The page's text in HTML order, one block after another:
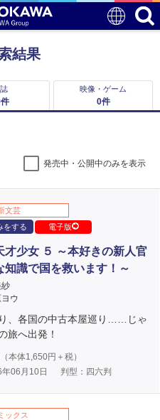
結果
件
映像・ゲーム
0件
発売中・公開中のみを表示
文芸
をする
電子版
才少女 ５ ～本好きの新人官
知識で国を救います！～
ウ
、各国の中古本屋巡り……じゃ
旅へ出発！
本体1,650円＋税）
06月10日
判型：四六判
ックス